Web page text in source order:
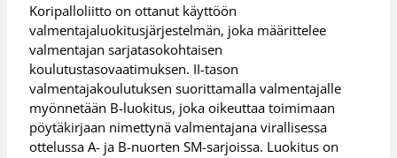
Koripalloliitto on ottanut käyttöön
valmentajaluokitusjärjestelmän, joka määrittelee
valmentajan sarjatasokohtaisen
koulutustasovaatimuksen. II-tason
valmentajakoulutuksen suorittamalla valmentajalle
myönnetään B-luokitus, joka oikeuttaa toimimaan
pöytäkirjaan nimettynä valmentajana virallisessa
ottelussa A- ja B-nuorten SM-sarjoissa. Luokitus on